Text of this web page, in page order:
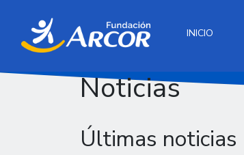
INICIO
Noticias
Últimas noticias